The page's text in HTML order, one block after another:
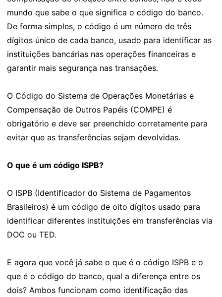
mundo que sabe o que significa o código do banco.
De forma simples, o código é um número de três
dígitos único de cada banco, usado para identificar as
instituições bancárias nas operações financeiras e
garantir mais segurança nas transações.
O Código do Sistema de Operações Monetárias e
Compensação de Outros Papéis (COMPE) é
obrigatório e deve ser preenchido corretamente para
evitar que as transferências sejam devolvidas.
O que é um código ISPB?
O ISPB (Identificador do Sistema de Pagamentos
Brasileiros) é um código de oito dígitos usado para
identificar diferentes instituições em transferências via
DOC ou TED.
E agora que você já sabe o que é o código ISPB e o
que é o código do banco, qual a diferença entre os
dois? Ambos funcionam como identificação das